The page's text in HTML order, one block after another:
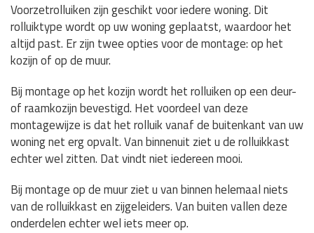
Voorzetrolluiken zijn geschikt voor iedere woning. Dit
rolluiktype wordt op uw woning geplaatst, waardoor het
altijd past. Er zijn twee opties voor de montage: op het
kozijn of op de muur.
Bij montage op het kozijn wordt het rolluiken op een deur-
of raamkozijn bevestigd. Het voordeel van deze
montagewijze is dat het rolluik vanaf de buitenkant van uw
woning net erg opvalt. Van binnenuit ziet u de rolluikkast
echter wel zitten. Dat vindt niet iedereen mooi.
Bij montage op de muur ziet u van binnen helemaal niets
van de rolluikkast en zijgeleiders. Van buiten vallen deze
onderdelen echter wel iets meer op.